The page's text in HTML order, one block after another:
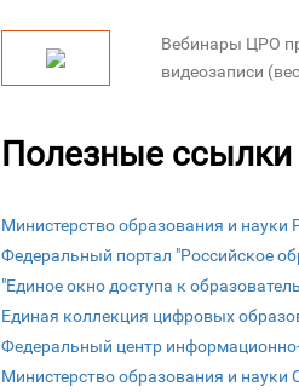
Вебинары ЦРО
видеозаписи
Полезные ссылки
Министерство образования и науки
Федеральный портал "Российское
"Единое окно доступа к
Единая коллекция цифровых
Федеральный центр
Министерство образования и науки